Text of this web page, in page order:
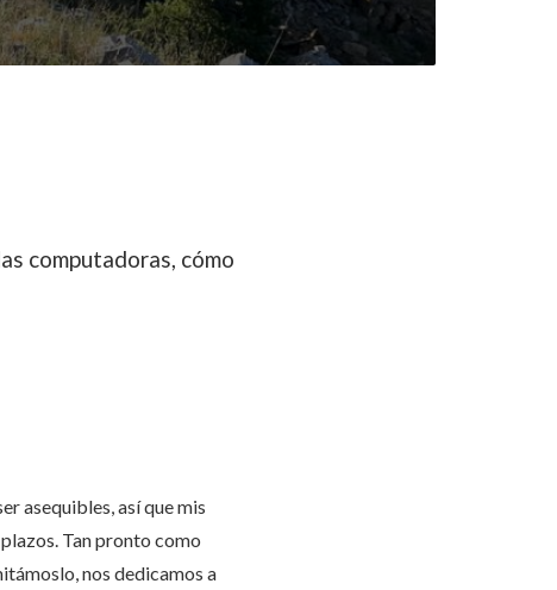
computadoras, cómo
asequibles, así que mis
Tan pronto como
nos dedicamos a